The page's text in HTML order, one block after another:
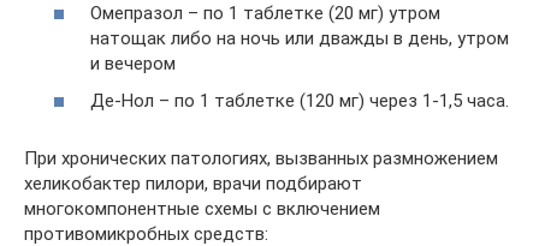
Омепразол – по 1 таблетке (20 мг) утром
натощак либо на ночь или дважды в день, утром
и вечером
Де-Нол – по 1 таблетке (120 мг) через 1-1,5 часа.
При хронических патологиях, вызванных размножением
хеликобактер пилори, врачи подбирают
многокомпонентные схемы с включением
противомикробных средств: